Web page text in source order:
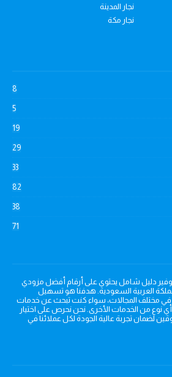
نجار المدينة
نجار مكة
8
5
19
29
33
82
38
71
دليل شامل يحتوي على أرقام أفضل مزودي
العربية السعودية. هدفنا هو تسهيل
في مختلف المجالات، سواء كنت تبحث عن خدمات
أي نوع من الخدمات الأخرى. نحن نحرص على اختيار
لضمان تجربة عالية الجودة لكل عملائنا في